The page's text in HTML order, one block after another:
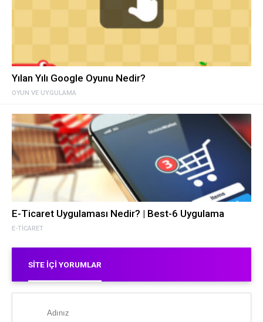
OYUN VE UYGULAMA
Yılan Yılı Google Oyunu Nedir?
E-TICARET
E-Ticaret Uygulaması Nedir? | Best-6 Uygulama
SITE İÇI YORUMLAR